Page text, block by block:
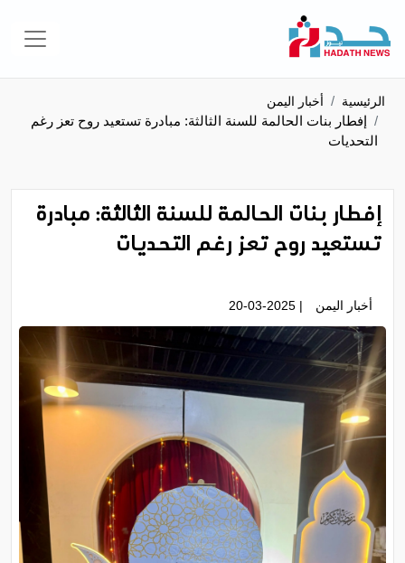
الرئيسية أخبار اليمن
إفطار بنات الحالمة للسنة الثالثة: مبادرة تستعيد روح تعز رغم
التحديات
إفطار بنات الحالمة للسنة الثالثة: مبادرة
تستعيد روح تعز رغم التحديات
أخبار اليمن | 20-03-2025